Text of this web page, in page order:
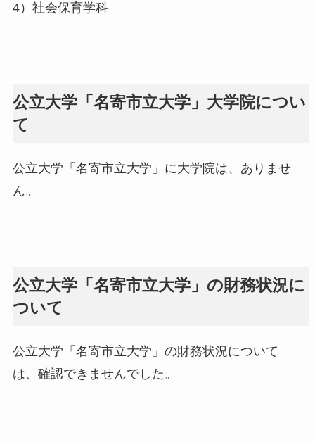
4）社会保育学科
公立大学「名寄市立大学」大学院につい
て
公立大学「名寄市立大学」に大学院は、ありませ
ん。
公立大学「名寄市立大学」の財務状況に
ついて
公立大学「名寄市立大学」の財務状況について
は、確認できませんでした。